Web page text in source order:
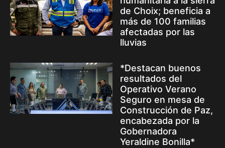
de Choix; beneficia a
más de 100 familias
afectadas por las
lluvias
*Destacan buenos
resultados del
Operativo Verano
Seguro en mesa de
Construcción de Paz,
encabezada por la
Gobernadora
Yeraldine Bonilla*